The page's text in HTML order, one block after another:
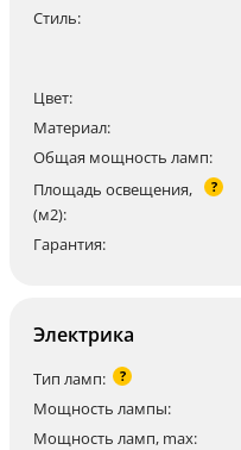
Стиль:
Цвет:
Материал:
Общая мощность ламп:
Площадь освещения,
(м2):
?
Гарантия:
Электрика
Тип ламп: ?
Мощность лампы:
Мощность ламп, max: